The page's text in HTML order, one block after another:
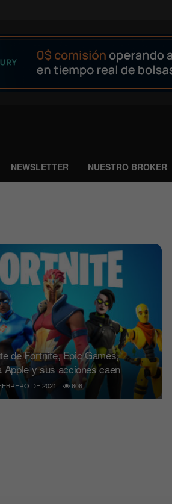
NEWSLETTER NUESTRO BROKER
de Fortnite, Epic Games,
Apple y sus acciones caen
DE 2021 606